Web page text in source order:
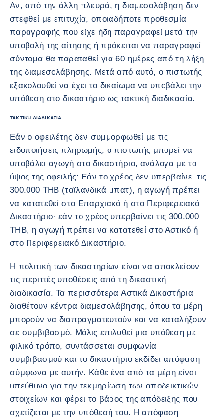
Αν, από την άλλη πλευρά, η διαμεσολάβηση δεν
στεφθεί με επιτυχία, οποιαδήποτε προθεσμία
παραγραφής που είχε ήδη παραγραφεί μετά την
υποβολή της αίτησης ή πρόκειται να παραγραφεί
σύντομα θα παραταθεί για 60 ημέρες από τη λήξη
της διαμεσολάβησης. Μετά από αυτό, ο πιστωτής
εξακολουθεί να έχει το δικαίωμα να υποβάλει την
υπόθεση στο δικαστήριο ως τακτική διαδικασία.
ΤΑΚΤΙΚΉ ΔΙΑΔΙΚΑΣΊΑ
Εάν ο οφειλέτης δεν συμμορφωθεί με τις
ειδοποιήσεις πληρωμής, ο πιστωτής μπορεί να
υποβάλει αγωγή στο δικαστήριο, ανάλογα με το
ύψος της οφειλής: Εάν το χρέος δεν υπερβαίνει τις
300.000 THB (ταϊλανδικά μπατ), η αγωγή πρέπει
να κατατεθεί στο Επαρχιακό ή στο Περιφερειακό
Δικαστήριο· εάν το χρέος υπερβαίνει τις 300.000
THB, η αγωγή πρέπει να κατατεθεί στο Αστικό ή
στο Περιφερειακό Δικαστήριο.
Η πολιτική των δικαστηρίων είναι να αποκλείουν
τις περιττές υποθέσεις από τη δικαστική
διαδικασία. Τα περισσότερα Αστικά Δικαστήρια
διαθέτουν κέντρα διαμεσολάβησης, όπου τα μέρη
μπορούν να διαπραγματευτούν και να καταλήξουν
σε συμβιβασμό. Μόλις επιλυθεί μια υπόθεση με
φιλικό τρόπο, συντάσσεται συμφωνία
συμβιβασμού και το δικαστήριο εκδίδει απόφαση
σύμφωνα με αυτήν. Κάθε ένα από τα μέρη είναι
υπεύθυνο για την τεκμηρίωση των αποδεικτικών
στοιχείων και φέρει το βάρος της απόδειξης που
σχετίζεται με την υπόθεσή του. Η απόφαση